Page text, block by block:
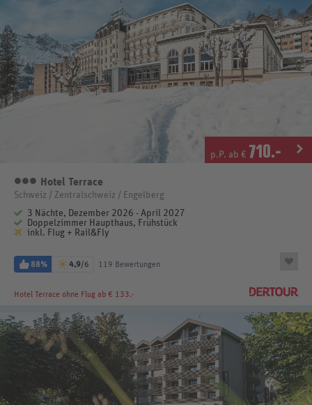
p.P. ab € 710.-
3 Sterne
Hotel Terrace
Schweiz / Zentralschweiz / Engelberg
3 Nächte, Dezember 2026 - April 2027
Doppelzimmer Haupthaus, Frühstück
inkl. Flug + Rail&Fly
88% 4,9/6 119 Bewertungen
Hotel Terrace ohne Flug ab € 133.-